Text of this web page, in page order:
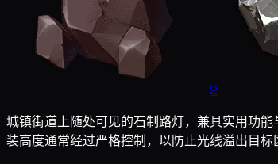
2
城镇街道上随处可见的石制路灯，兼具实用功
装高度通常经过严格控制，以防止光线溢出目